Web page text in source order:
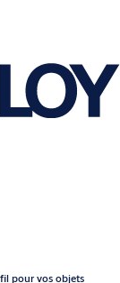
fil pour vos objets